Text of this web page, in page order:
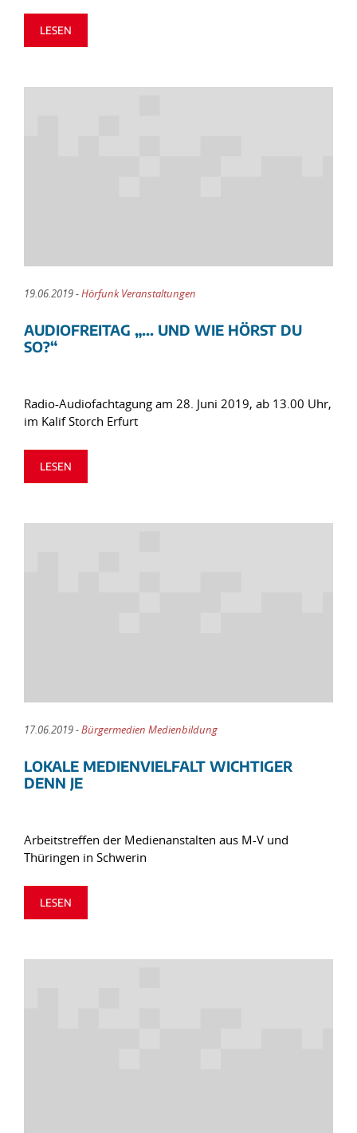
LESEN
19.06.2019 -Hörfunk Veranstaltungen
AUDIOFREITAG „... UND WIE HÖRST DU
SO?“
Radio-Audiofachtagung am 28. Juni 2019, ab 13.00 Uhr,
im Kalif Storch Erfurt
LESEN
17.06.2019 -Bürgermedien Medienbildung
LOKALE MEDIENVIELFALT WICHTIGER
DENN JE
Arbeitstreffen der Medienanstalten aus M-V und
Thüringen in Schwerin
LESEN